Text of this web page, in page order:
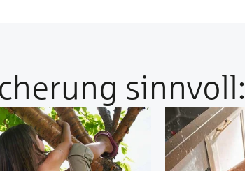
sinnvoll: